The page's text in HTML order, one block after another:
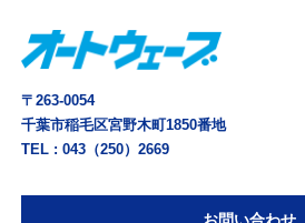
〒263-0054
千葉市稲毛区宮野木町1850番地
TEL :043（250）2669